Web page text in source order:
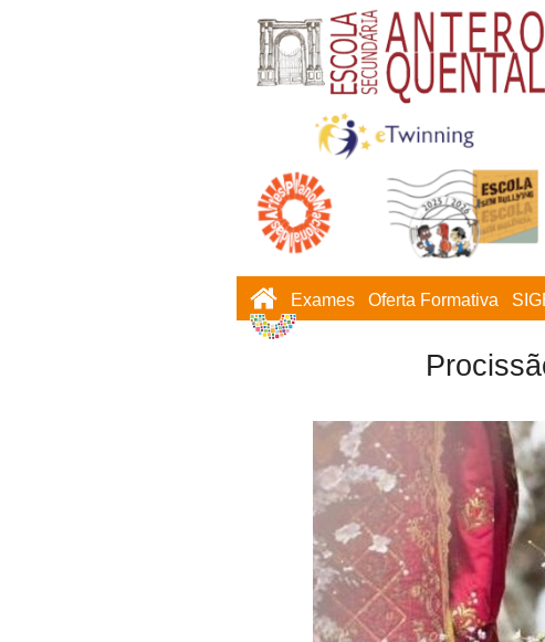
Exames Oferta Formativa